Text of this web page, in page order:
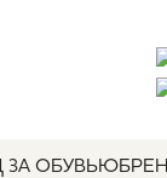
ЗА ОБУВЬЮ